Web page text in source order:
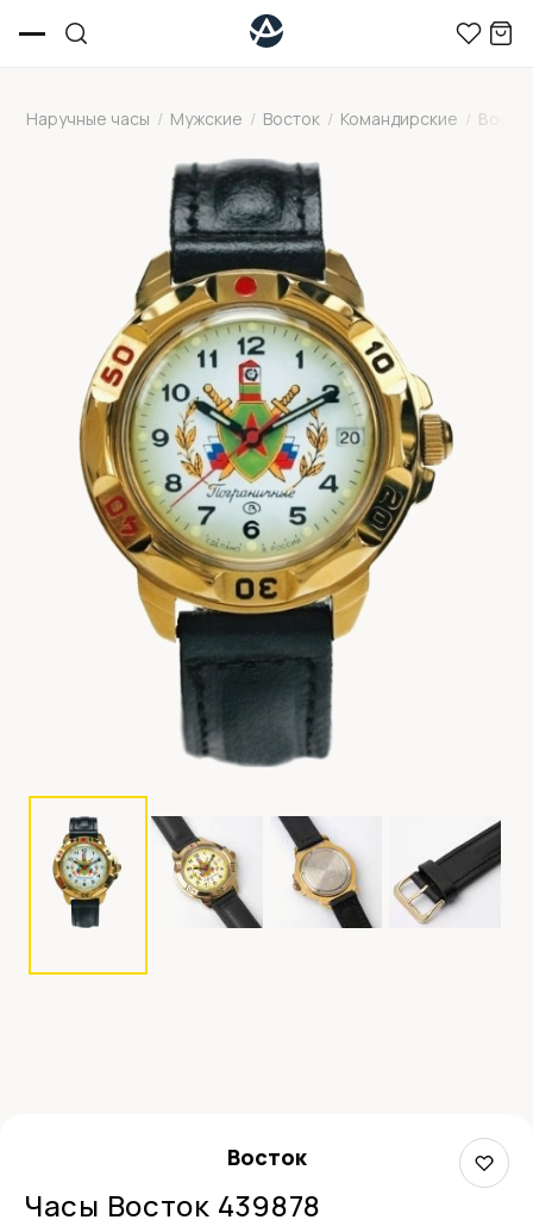
Наручные часы / Мужские / Восток / Командирские /
Восток
Часы Восток 439878